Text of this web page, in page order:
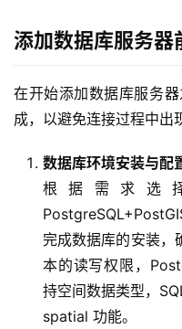
添加数据库服务器
在开始添加数据库服务
成，以避免连接过程中出
数据库环境安装与配
根据需求选
完成数据库的安装，
本的读写权限，
持空间数据类型，
spatial 功能。